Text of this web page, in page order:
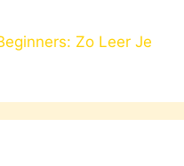
Zo Leer Je